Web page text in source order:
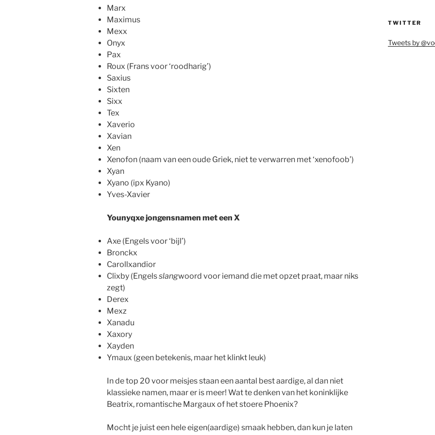
Marx
Maximus
Mexx
Onyx
Pax
Roux (Frans voor ‘roodharig’)
Saxius
Sixten
Sixx
Tex
Xaverio
Xavian
Xen
Xenofon (naam van een oude Griek, niet te verwarren met ‘xenofoob’)
Xyan
Xyano (ipx Kyano)
Yves-Xavier
Younyqxe jongensnamen met een X
Axe (Engels voor ‘bijl’)
Bronckx
Carollxandior
Clixby (Engelsslangwoord voor iemand die met opzet praat, maar niks
zegt)
Derex
Mexz
Xanadu
Xaxory
Xayden
Ymaux (geen betekenis, maar het klinkt leuk)
In de top 20 voor meisjes staan een aantal best aardige, al dan niet
klassieke namen, maar er is meer! Wat te denken van het koninklijke
Beatrix, romantische Margaux of het stoere Phoenix?
Mocht je juist een hele eigen(aardige) smaak hebben, dan kun je laten
TWITTER
Tweets by